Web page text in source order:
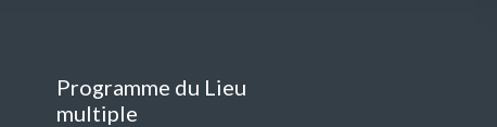
Programme du Lieu
multiple